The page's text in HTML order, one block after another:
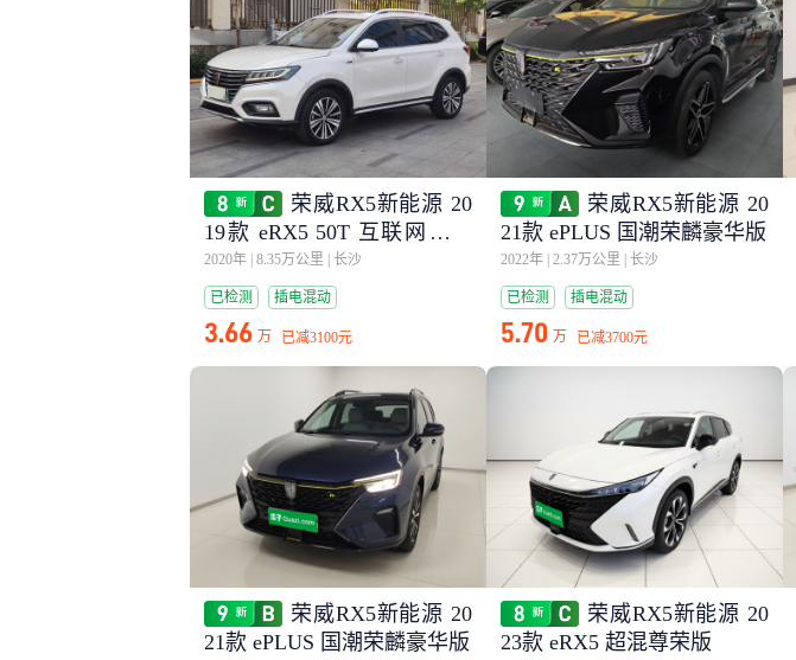
荣威RX5新能源 20
19款 eRX5 50T 互联网超越
旗舰版
2020年 8.35万公里 长沙
已检测 插电混动
3.66 万 已减3100元
荣威RX5新能源 20
21款 ePLUS 国潮荣麟豪华版
2022年 2.37万公里 长沙
已检测 插电混动
5.70 万 已减3700元
荣威RX5新能源 20
21款 ePLUS 国潮荣麟豪华版
荣威RX5新能源 20
23款 eRX5 超混尊荣版